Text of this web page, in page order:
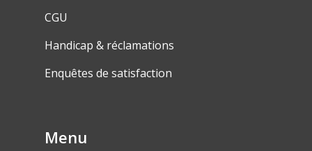
CGU
Handicap & réclamations
Enquêtes de satisfaction
Menu